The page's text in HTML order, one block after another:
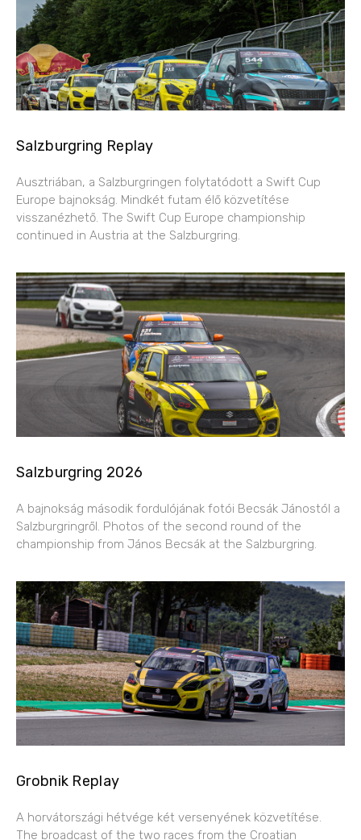
Salzburgring Replay
Ausztriában, a Salzburgringen folytatódott a Swift Cup
Europe bajnokság. Mindkét futam élő közvetítése
visszanézhető. The Swift Cup Europe championship
continued in Austria at the Salzburgring.
Salzburgring 2026
A bajnokság második fordulójának fotói Becsák Jánostól a
Salzburgringről. Photos of the second round of the
championship from János Becsák at the Salzburgring.
Grobnik Replay
A horvátországi hétvége két versenyének közvetítése.
The broadcast of the two races from the Croatian